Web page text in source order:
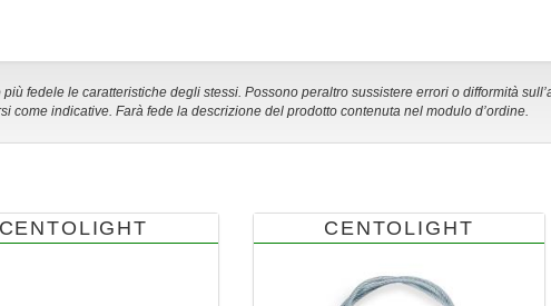
fedele le caratteristiche degli stessi. Possono peraltro sussistere errori o difformità
indicative. Farà fede la descrizione del prodotto contenuta nel modulo d’ordine.
CENTOLIGHT CENTOLIGHT